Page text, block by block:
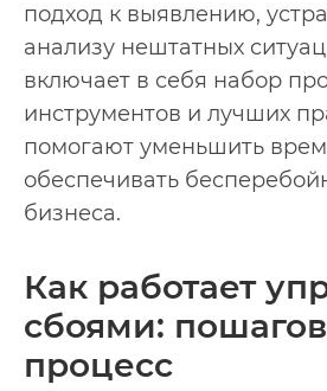
подход к выявлению,
анализу нештатных
включает в себя набор
инструментов и лучших
помогают уменьшить
обеспечивать
бизнеса.
Как работает
сбоями:
процесс